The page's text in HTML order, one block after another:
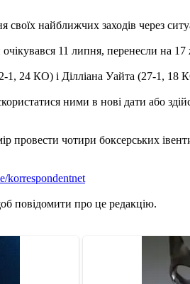
найближчих заходів через
11 липня, перенесли на
1, 24 КО) і Ділліана Уайта (27-1, 18
ними в нові дати або
провести чотири боксерських
korrespondentnet
повідомити про це редакцію.